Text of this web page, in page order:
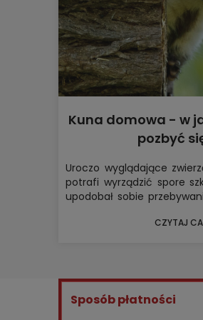
Kuna domowa - w
pozbyć
Uroczo wyglądające
potrafi wyrządzić spore
upodobał sobie
najczęściej to
dachowym. Kuna domowa
sympatią wśród
Po czym poznać jej
CZYTAJ
Sposób płatności